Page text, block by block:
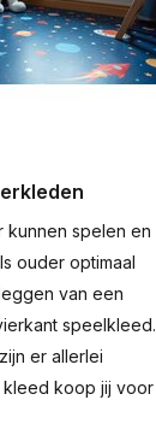
kunnen spelen en
ouder optimaal
van een
speelkleed.
er allerlei
kleed koop jij voor